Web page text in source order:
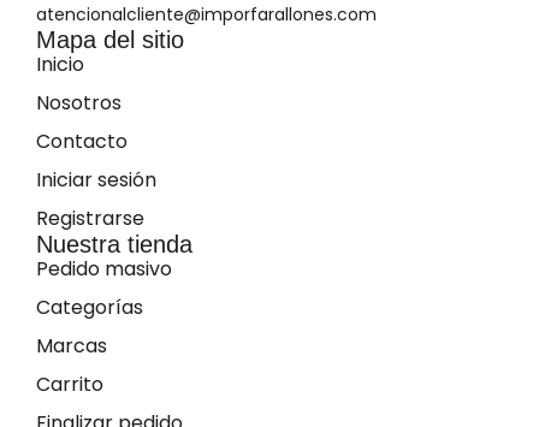
atencionalcliente@imporfarallones.com
Mapa del sitio
Inicio
Nosotros
Contacto
Iniciar sesión
Registrarse
Nuestra tienda
Pedido masivo
Categorías
Marcas
Carrito